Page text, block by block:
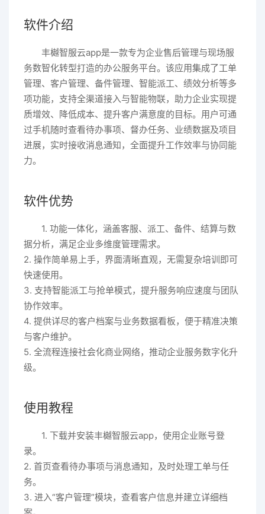
软件介绍
丰樾智服云app是一款专为企业售后管理与现场服
务数智化转型打造的办公服务平台。该应用集成了工单
管理、客户管理、备件管理、智能派工、绩效分析等多
项功能，支持全渠道接入与智能物联，助力企业实现提
质增效、降低成本、提升客户满意度的目标。用户可通
过手机随时查看待办事项、督办任务、业绩数据及项目
进展，实时接收消息通知，全面提升工作效率与协同能
力。
软件优势
1. 功能一体化，涵盖客服、派工、备件、结算与数
据分析，满足企业多维度管理需求。
2. 操作简单易上手，界面清晰直观，无需复杂培训即可
快速使用。
3. 支持智能派工与抢单模式，提升服务响应速度与团队
协作效率。
4. 提供详尽的客户档案与业务数据看板，便于精准决策
与客户维护。
5. 全流程连接社会化商业网络，推动企业服务数字化升
级。
使用教程
1. 下载并安装丰樾智服云app，使用企业账号登
录。
2. 首页查看待办事项与消息通知，及时处理工单与任
务。
3. 进入“客户管理”模块，查看客户信息并建立详细档